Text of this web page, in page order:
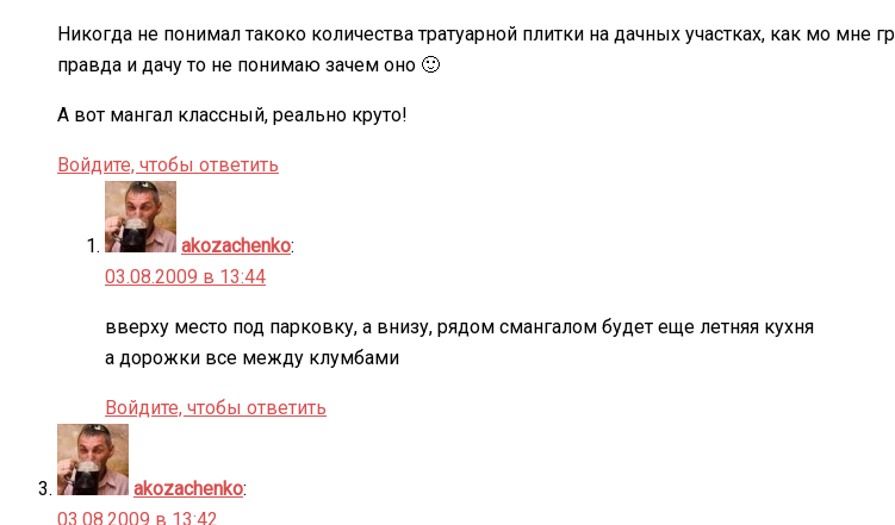
Никогда не понимал такоко количества тратуарной плитки на дачных участках, как мо
правда и дачу то не понимаю зачем оно 🙂
А вот мангал классный, реально круто!
Войдите, чтобы ответить
akozachenko:
03.08.2009 в 13:44
вверху место под парковку, а внизу, рядом смангалом будет еще летняя кухня
а дорожки все между клумбами
Войдите, чтобы ответить
akozachenko:
03.08.2009 в 13:42